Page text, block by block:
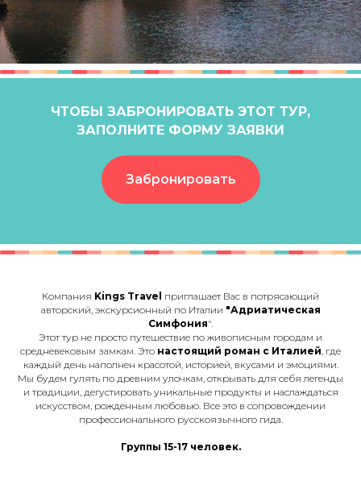
ЧТОБЫ ЗАБРОНИРОВАТЬ ЭТОТ ТУР,
ЗАПОЛНИТЕ ФОРМУ ЗАЯВКИ
Забронировать
Компания Kings Travel приглашает Вас в потрясающий
авторский, экскурсионный по Италии "Адриатическая
Симфония".
Этот тур не просто путешествие по живописным городам и
средневековым замкам. Это настоящий роман с Италией , где
каждый день наполнен красотой, историей, вкусами и эмоциями.
Мы будем гулять по древним улочкам, открывать для себя легенды
и традиции, дегустировать уникальные продукты и наслаждаться
искусством, рожденным любовью. Все это в сопровождении
профессионального русскоязычного гида.
Группы 15-17 человек.